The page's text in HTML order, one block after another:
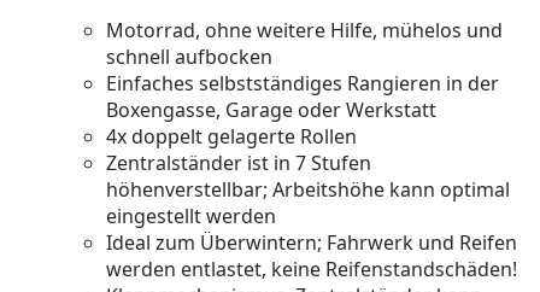
Motorrad, ohne weitere Hilfe, mühelos und
schnell aufbocken
Einfaches selbstständiges Rangieren in der
Boxengasse, Garage oder Werkstatt
4x doppelt gelagerte Rollen
Zentralständer ist in 7 Stufen
höhenverstellbar; Arbeitshöhe kann optimal
eingestellt werden
Ideal zum Überwintern; Fahrwerk und Reifen
werden entlastet, keine Reifenstandschäden!